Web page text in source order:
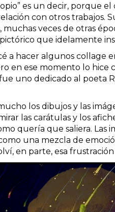
es un decir, porque
con otros trabajos.
muchas veces de otras
que idelamente
a hacer algunos collage
en ese momento lo
uno dedicado al poeta
los dibujos y las
las carátulas y los
quería que saliera. Las
una mezcla de
en parte, esa